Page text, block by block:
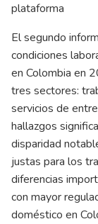
plataforma
El segundo
condiciones
en Colombia en
tres sectores:
servicios de
hallazgos
disparidad
justas para los
diferencias
con mayor
doméstico en